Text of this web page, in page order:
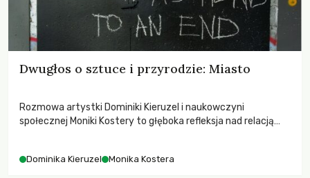
Dwugłos o sztuce i przyrodzie: Miasto
Rozmowa artystki Dominiki Kieruzel i naukowczyni
społecznej Moniki Kostery to głęboka refleksja nad relacją
Dominika Kieruzel Monika Kostera